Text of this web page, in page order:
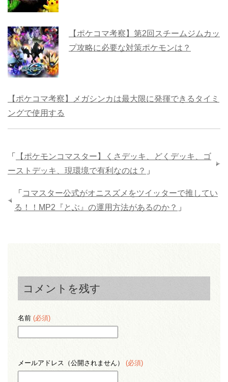
【ポケコマ考察】第2回スチームジムカッ
プ攻略に必要な対策ポケモンは？
【ポケコマ考察】メガシンカは最大限に発揮できるタイミ
ングで使用する
「
【ポケモンコマスター】くさデッキ、どくデッキ、ゴ
ーストデッキ、現環境で有利なのは？ 」
「 コマスター公式がオニスズメをツイッターで推してい
る！！MP2『とぶ』の運用方法があるのか？ 」
コメントを残す
名前 (必須)
メールアドレス（公開されません） (必須)